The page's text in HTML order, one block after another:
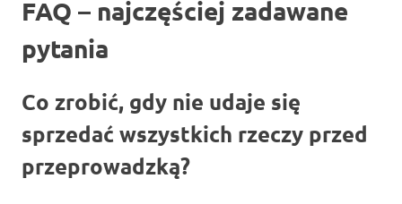
FAQ – najczęściej zadawane
pytania
Co zrobić, gdy nie udaje się
sprzedać wszystkich rzeczy przed
przeprowadzką?